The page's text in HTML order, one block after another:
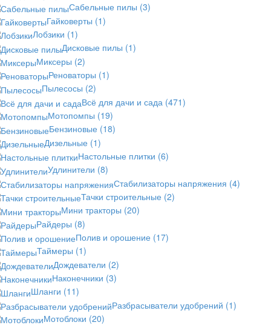
Сабельные пилы (3)
Гайковерты (1)
Лобзики (1)
Дисковые пилы (1)
Миксеры (2)
Реноваторы (1)
Пылесосы (2)
Всё для дачи и сада (471)
Мотопомпы (19)
Бензиновые (18)
Дизельные (1)
Настольные плитки (6)
Удлинители (8)
Стабилизаторы напряжения (4)
Тачки строительные (2)
Мини тракторы (20)
Райдеры (8)
Полив и орошение (17)
Таймеры (1)
Дождеватели (2)
Наконечники (3)
Шланги (11)
Разбрасыватели удобрений (1)
Мотоблоки (20)